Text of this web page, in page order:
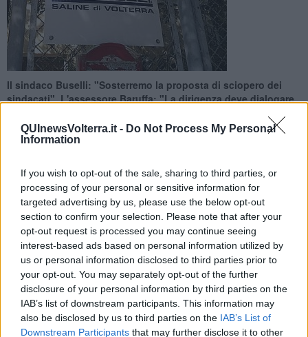
QUInewsVolterra.it - Do Not Process My Personal
Information
If you wish to opt-out of the sale, sharing to third parties, or
processing of your personal or sensitive information for
targeted advertising by us, please use the below opt-out
section to confirm your selection. Please note that after your
opt-out request is processed you may continue seeing
interest-based ads based on personal information utilized by
us or personal information disclosed to third parties prior to
your opt-out. You may separately opt-out of the further
disclosure of your personal information by third parties on the
IAB’s list of downstream participants. This information may
also be disclosed by us to third parties on the IAB’s List of
Downstream Participants that may further disclose it to other
Il sindaco Buselli: "Sosterremo la proposta di sciopero dei
sindacati". L'assessore Baruffa: "La dirigenza deve dialogare
VOLTERRA —"Sosterremo da subito la proposta di sciopero
promossa dai sindacati". Così il sindaco di VolterraMarco Buselli
intervenuto in merito alterzo licenziamentoalla Locatelli di Saline
di Volterra. Si tratterebbe di un uomo.
E’ l'ennesima mossa errata– ha aggiunto il primo cittadino -
spero che in sede di conciliazione Locatelli sappia agire con
equilibrio e fare un passo indietro. Il ritiro dei licenziamenti è la
condizione necessaria per poter riprendere un dialogo sereno col
territorio".